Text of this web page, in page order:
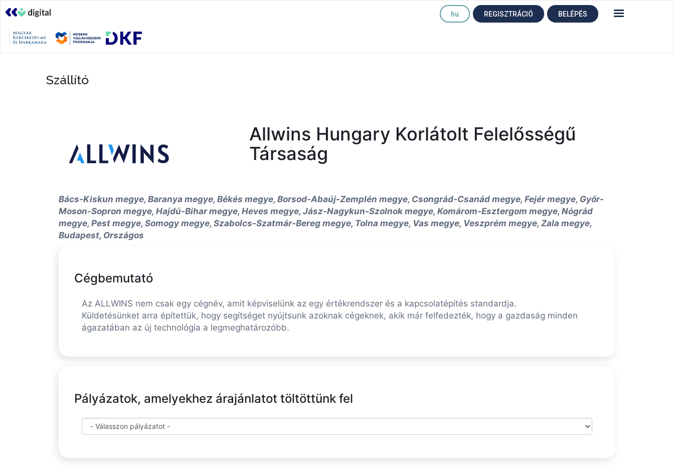
hu REGISZTRÁCIÓ BELÉPÉS
Szállító
Allwins Hungary Korlátolt Felelősségű
Társaság
Bács-Kiskun megye, Baranya megye, Békés megye, Borsod-Abaúj-Zemplén megye, Csongrád-Csanád megye, Fejér megye, Győr-
Moson-Sopron megye, Hajdú-Bihar megye, Heves megye, Jász-Nagykun-Szolnok megye, Komárom-Esztergom megye, Nógrád
megye, Pest megye, Somogy megye, Szabolcs-Szatmár-Bereg megye, Tolna megye, Vas megye, Veszprém megye, Zala megye,
Budapest, Országos
Cégbemutató
Az ALLWINS nem csak egy cégnév, amit képviselünk az egy értékrendszer és a kapcsolatépítés standardja.
Küldetésünket arra építettük, hogy segítséget nyújtsunk azoknak cégeknek, akik már felfedezték, hogy a gazdaság minden
ágazatában az új technológia a legmeghatározóbb.
Pályázatok, amelyekhez árajánlatot töltöttünk fel